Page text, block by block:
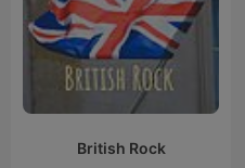
British Rock